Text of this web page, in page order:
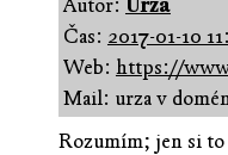
Autor: Urza
Čas: 2017-01-10
Web: https://
Mail: urza v
Rozumím; jen si